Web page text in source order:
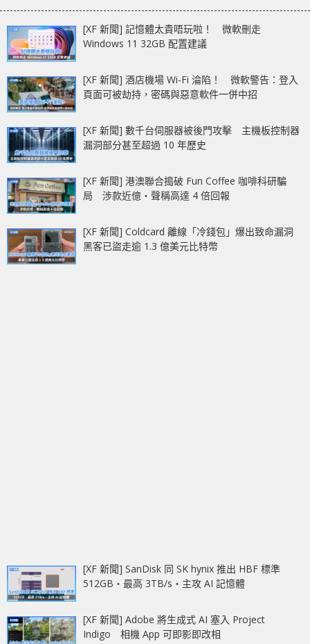
[XF 新聞] 記憶體太貴唔玩啦！ 微軟刪走
Windows 11 32GB 配置建議
[XF 新聞] 酒店機場 Wi-Fi 淪陷！ 微軟警告：登入
頁面可被劫持，密碼與惡意軟件一併中招
[XF 新聞] 數千台伺服器被後門攻擊 主機板控制器
漏洞部分甚至超過 10 年歷史
[XF 新聞] 港澳聯合搗破 Fun Coffee 咖啡科研騙
局 涉款近億‧聲稱高達 4 倍回報
[XF 新聞] Coldcard 離線「冷錢包」爆出致命漏洞
黑客已盜走逾 1.3 億美元比特幣
[XF 新聞] SanDisk 同 SK hynix 推出 HBF 標準
512GB‧最高 3TB/s‧主攻 AI 記憶體
[XF 新聞] Adobe 將生成式 AI 塞入 Project
Indigo 相機 App 可即影即改相